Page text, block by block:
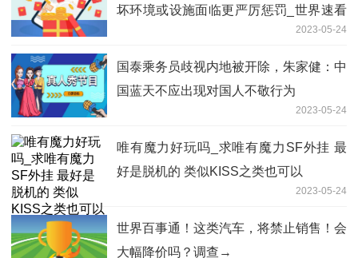
坏环境或设施面临更严厉惩罚_世界速看
2023-05-24
国泰乘务员歧视内地被开除，朱家健：中
国蓝天不应出现对国人不敬行为
2023-05-24
唯有魔力好玩吗_求唯有魔力SF外挂 最
好是脱机的 类似KISS之类也可以
2023-05-24
世界百事通！这类汽车，将禁止销售！会
大幅降价吗？调查→